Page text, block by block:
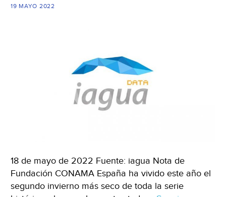
19 MAYO 2022
18 de mayo de 2022 Fuente: iagua Nota de
Fundación CONAMA España ha vivido este año el
segundo invierno más seco de toda la serie